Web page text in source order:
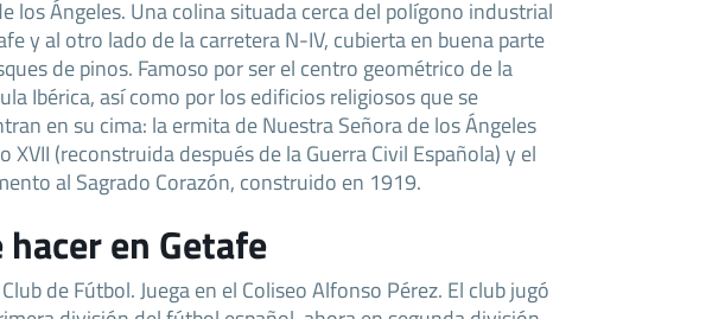
los Ángeles. Una colina situada cerca del polígono industrial
y al otro lado de la carretera N-IV, cubierta en buena parte
de pinos. Famoso por ser el centro geométrico de la
Ibérica, así como por los edificios religiosos que se
en su cima: la ermita de Nuestra Señora de los Ángeles
XVII (reconstruida después de la Guerra Civil Española) y el
al Sagrado Corazón, construido en 1919.
hacer en Getafe
de Fútbol. Juega en el Coliseo Alfonso Pérez. El club jugó